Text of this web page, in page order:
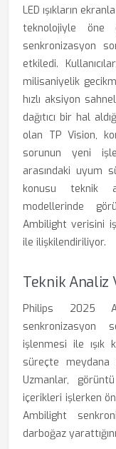
LED ışıkların
teknolojiyle öne
senkronizasyon
etkiledi.
milisaniyelik
hızlı aksiyon
dağıtıcı bir hal
olan TP Vision,
sorunun yeni
arasındaki uyum
konusu teknik
modellerinde
Ambilight verisini
ile ilişkilendiriliyor.
Teknik Analiz
Philips 2025
senkronizasyon
işlenmesi ile ışık
süreçte meydana
Uzmanlar,
içerikleri işlerken
Ambilight
darboğaz